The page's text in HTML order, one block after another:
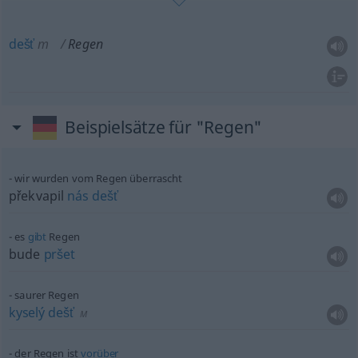
dešť m Regen
Beispielsätze für "Regen"
wir wurden vom Regen überrascht
překvapil nás dešť
es gibt Regen
bude pršet
saurer Regen
kyselý dešť M
der Regen istvorüber